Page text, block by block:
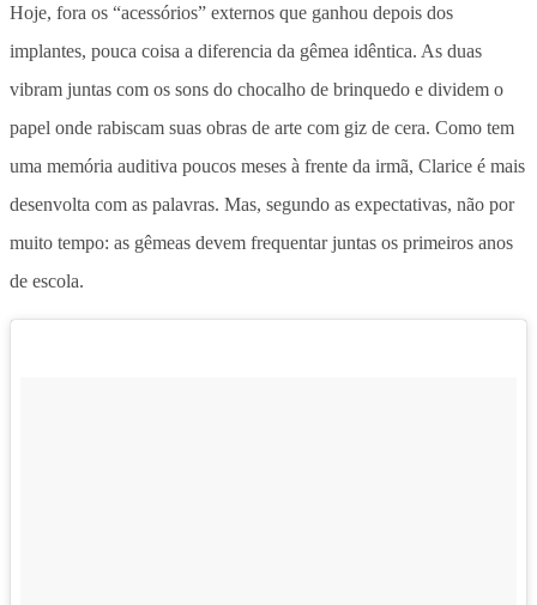
Hoje, fora os “acessórios” externos que ganhou depois dos
implantes, pouca coisa a diferencia da gêmea idêntica. As duas
vibram juntas com os sons do chocalho de brinquedo e dividem o
papel onde rabiscam suas obras de arte com giz de cera. Como tem
uma memória auditiva poucos meses à frente da irmã, Clarice é mais
desenvolta com as palavras. Mas, segundo as expectativas, não por
muito tempo: as gêmeas devem frequentar juntas os primeiros anos
de escola.